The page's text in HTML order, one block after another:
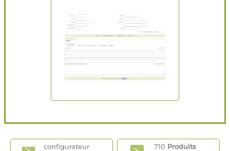
configurateur
710 Produits